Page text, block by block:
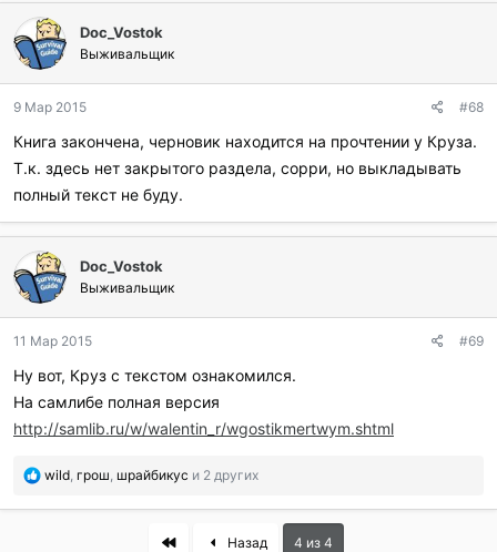
Doc_Vostok
Выживальщик
9 Мар 2015 #68
Книга закончена, черновик находится на прочтении у Круза.
Т.к. здесь нет закрытого раздела, сорри, но выкладывать
полный текст не буду.
Doc_Vostok
Выживальщик
11 Мар 2015 #69
Ну вот, Круз с текстом ознакомился.
На самлибе полная версия
http://samlib.ru/w/walentin_r/wgostikmertwym.shtml
П
б
wild, грош, шрайбикус и 2 других
First Назад 4 из 4